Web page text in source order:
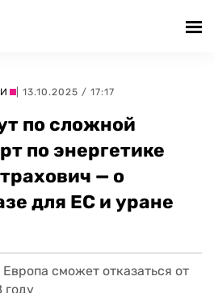
| 13.10.2025 / 17:17
по сложной
по энергетике
— о
для ЕС и уране
сможет отказаться от
году